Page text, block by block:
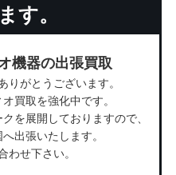
す。
機器の出張買取
りがとうございます。
買取を強化中です。
を展開しておりますので、
出張いたします。
わせ下さい。